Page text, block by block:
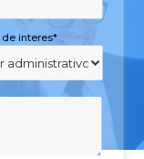
interes*